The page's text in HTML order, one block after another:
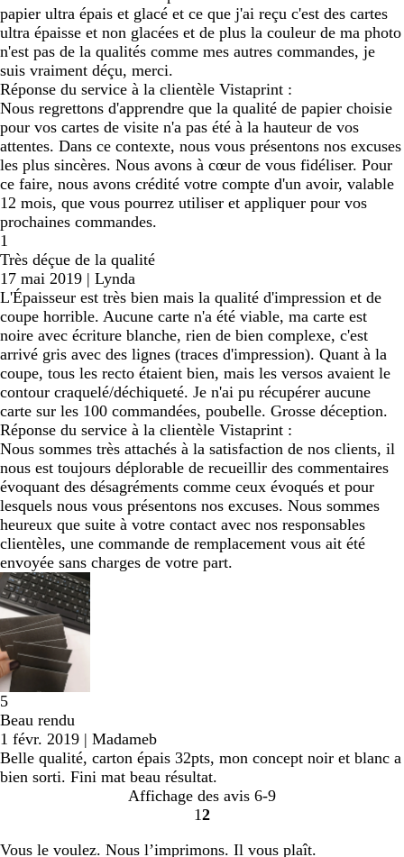
papier ultra épais et glacé et ce que j'ai reçu c'est des cartes
ultra épaisse et non glacées et de plus la couleur de ma photo
n'est pas de la qualités comme mes autres commandes, je
suis vraiment déçu, merci.
Réponse du service à la clientèle Vistaprint :
Nous regrettons d'apprendre que la qualité de papier choisie
pour vos cartes de visite n'a pas été à la hauteur de vos
attentes. Dans ce contexte, nous vous présentons nos excuses
les plus sincères. Nous avons à cœur de vous fidéliser. Pour
ce faire, nous avons crédité votre compte d'un avoir, valable
12 mois, que vous pourrez utiliser et appliquer pour vos
prochaines commandes.
1
Très déçue de la qualité
17 mai 2019 | Lynda
L'Épaisseur est très bien mais la qualité d'impression et de
coupe horrible. Aucune carte n'a été viable, ma carte est
noire avec écriture blanche, rien de bien complexe, c'est
arrivé gris avec des lignes (traces d'impression). Quant à la
coupe, tous les recto étaient bien, mais les versos avaient le
contour craquelé/déchiqueté. Je n'ai pu récupérer aucune
carte sur les 100 commandées, poubelle. Grosse déception.
Réponse du service à la clientèle Vistaprint :
Nous sommes très attachés à la satisfaction de nos clients, il
nous est toujours déplorable de recueillir des commentaires
évoquant des désagréments comme ceux évoqués et pour
lesquels nous vous présentons nos excuses. Nous sommes
heureux que suite à votre contact avec nos responsables
clientèles, une commande de remplacement vous ait été
envoyée sans charges de votre part.
5
Beau rendu
1 févr. 2019 | Madameb
Belle qualité, carton épais 32pts, mon concept noir et blanc a
bien sorti. Fini mat beau résultat.
Affichage des avis 6-9
Accéder
1 Accéder
2
Vous le voulez. Nous l’imprimons. Il vous plaît.